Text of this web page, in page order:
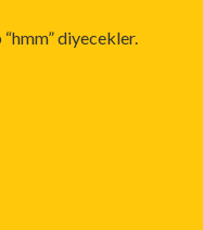
diyecekler.